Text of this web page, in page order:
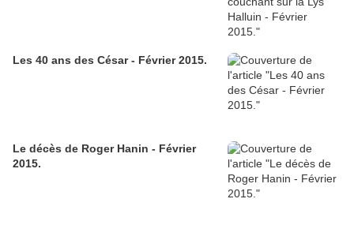
Les 40 ans des César - Février 2015.
Le décès de Roger Hanin - Février
2015.